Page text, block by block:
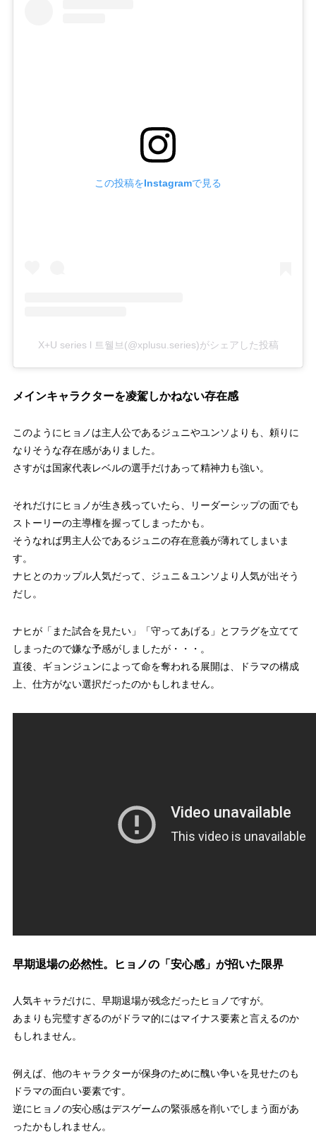
この投稿をInstagramで見る
X+U series l 트웰브(@xplusu.series)がシェアした投稿
メインキャラクターを凌駕しかねない存在感
このようにヒョノは主人公であるジュニやユンソよりも、頼りに
なりそうな存在感がありました。
さすがは国家代表レベルの選手だけあって精神力も強い。
それだけにヒョノが生き残っていたら、リーダーシップの面でも
ストーリーの主導権を握ってしまったかも。
そうなれば男主人公であるジュニの存在意義が薄れてしまいま
す。
ナヒとのカップル人気だって、ジュニ＆ユンソより人気が出そう
だし。
ナヒが「また試合を見たい」「守ってあげる」とフラグを立てて
しまったので嫌な予感がしましたが・・・。
直後、ギョンジュンによって命を奪われる展開は、ドラマの構成
上、仕方がない選択だったのかもしれません。
早期退場の必然性。ヒョノの「安心感」が招いた限界
人気キャラだけに、早期退場が残念だったヒョノですが。
あまりも完璧すぎるのがドラマ的にはマイナス要素と言えるのか
もしれません。
例えば、他のキャラクターが保身のために醜い争いを見せたのも
ドラマの面白い要素です。
逆にヒョノの安心感はデスゲームの緊張感を削いでしまう面があ
ったかもしれません。